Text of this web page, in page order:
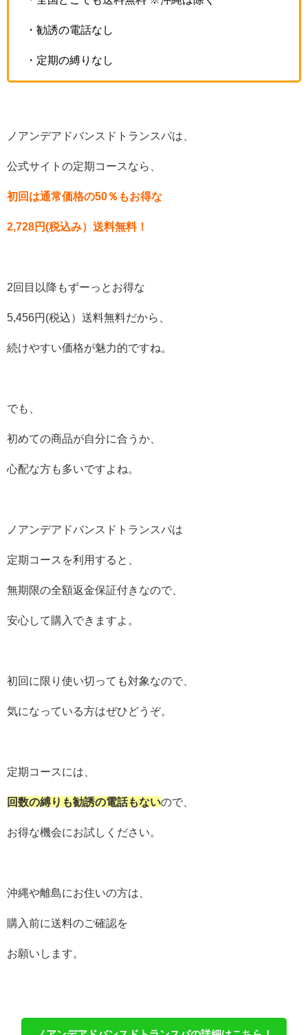
・勧誘の電話なし
・定期の縛りなし
ノアンデアドバンスドトランスパは、
公式サイトの定期コースなら、
初回は通常価格の50％もお得な
2,728円(税込み）送料無料！
2回目以降もずーっとお得な
5,456円(税込）送料無料だから、
続けやすい価格が魅力的ですね。
でも、
初めての商品が自分に合うか、
心配な方も多いですよね。
ノアンデアドバンスドトランスパは
定期コースを利用すると、
無期限の全額返金保証付きなので、
安心して購入できますよ。
初回に限り使い切っても対象なので、
気になっている方はぜひどうぞ。
定期コースには、
回数の縛りも勧誘の電話もないので、
お得な機会にお試しください。
沖縄や離島にお住いの方は、
購入前に送料のご確認を
お願いします。